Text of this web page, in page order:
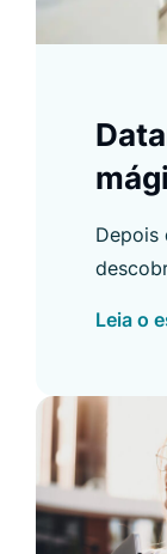
Depois
as
Leia o